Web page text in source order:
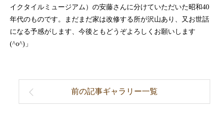
イクタイルミュージアム）の安藤さんに分けていただいた昭和40
年代のものです。まだまだ家は改修する所が沢山あり、又お世話
になる予感がします、今後ともどうぞよろしくお願いします
(^o^)」
ギャラリー一覧